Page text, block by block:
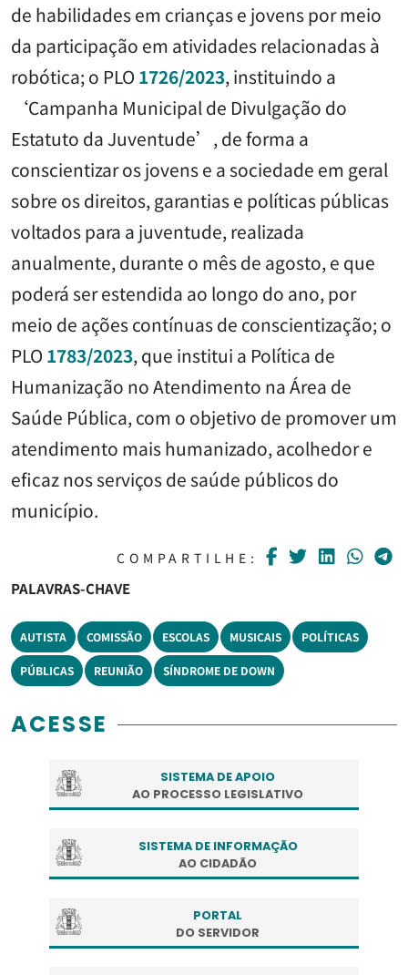
de habilidades em crianças e jovens por meio
da participação em atividades relacionadas à
robótica; o PLO 1726/2023, instituindo a
‘Campanha Municipal de Divulgação do
Estatuto da Juventude’, de forma a
conscientizar os jovens e a sociedade em geral
sobre os direitos, garantias e políticas públicas
voltados para a juventude, realizada
anualmente, durante o mês de agosto, e que
poderá ser estendida ao longo do ano, por
meio de ações contínuas de conscientização; o
PLO 1783/2023, que institui a Política de
Humanização no Atendimento na Área de
Saúde Pública, com o objetivo de promover um
atendimento mais humanizado, acolhedor e
eficaz nos serviços de saúde públicos do
município.
COMPARTILHE:
PALAVRAS-CHAVE
AUTISTA COMISSÃO ESCOLAS MUSICAIS POLÍTICAS
PÚBLICAS REUNIÃO SÍNDROME DE DOWN
ACESSE
SISTEMA DE APOIO
AO PROCESSO LEGISLATIVO
SISTEMA DE INFORMAÇÃO
AO CIDADÃO
PORTAL
DO SERVIDOR